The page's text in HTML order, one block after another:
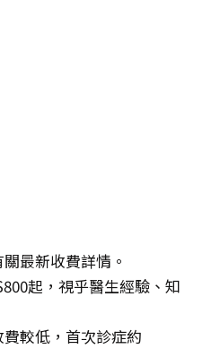
最新收費詳情。
起，視乎醫生經驗、知
較低，首次診症約